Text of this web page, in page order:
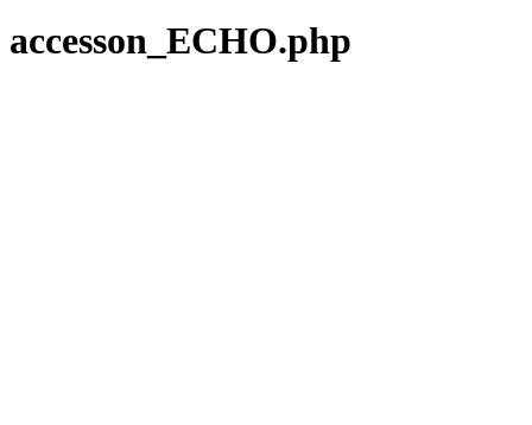
accesson_ECHO.php